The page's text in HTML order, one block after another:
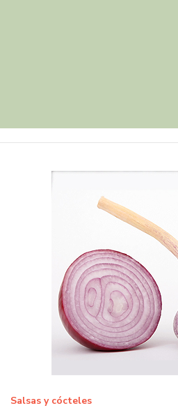
Salsas y cócteles